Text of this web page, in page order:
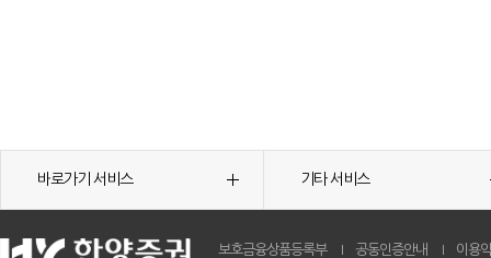
바로가기 서비스 기타 서비스
보호금융상품등록부 공동인증안내 이용